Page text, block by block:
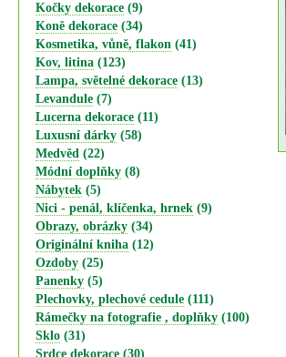
Kočky dekorace (9)
Koně dekorace (34)
Kosmetika, vůně, flakon (41)
Kov, litina (123)
Lampa, světelné dekorace (13)
Levandule (7)
Lucerna dekorace (11)
Luxusní dárky (58)
Medvěd (22)
Módní doplňky (8)
Nábytek (5)
Nici - penál, klíčenka, hrnek (9)
Obrazy, obrázky (34)
Originální kniha (12)
Ozdoby (25)
Panenky (5)
Plechovky, plechové cedule (111)
Rámečky na fotografie , doplňky (100)
Sklo (31)
Srdce dekorace (30)